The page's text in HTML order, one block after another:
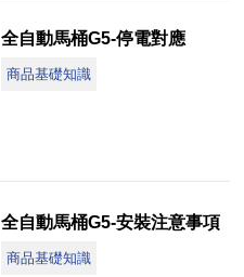
全自動馬桶G5-停電對應
商品基礎知識
全自動馬桶G5-安裝注意事項
商品基礎知識